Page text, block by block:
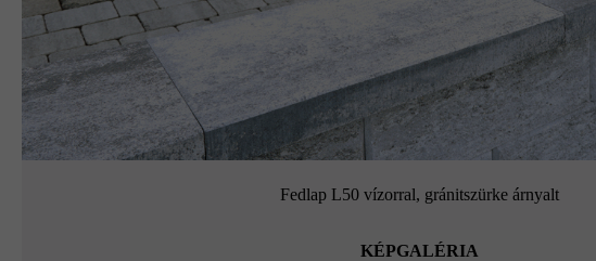
Fedlap L50 vízorral, gránitszürke árnyalt
KÉPGALÉRIA